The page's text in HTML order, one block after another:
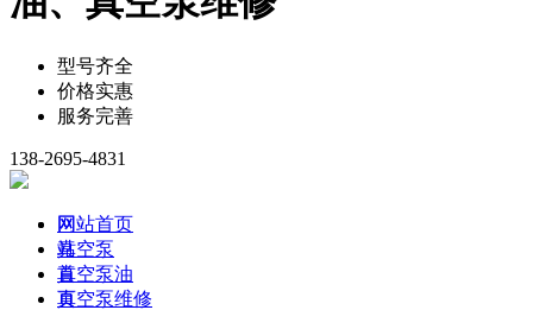
型号齐全
价格实惠
服务完善
138-2695-4831
网
站
首
页
网站首页
真空泵
真空泵油
真空泵维修